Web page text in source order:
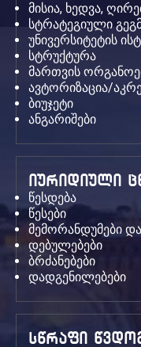
მისია, ხედვა,
სტრატეგიული
უნივერსიტეტის
სტრუქტურა
მართვის
ავტორიზაცია/
ბიუჯეტი
ანგარიშები
იურიდიული
წესდება
წესები
მემორანდუმები
დებულებები
ბრძანებები
დადგენილებები
სწრაფი